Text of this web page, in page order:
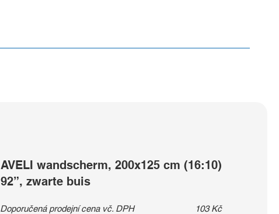
AVELI wandscherm, 200x125 cm (16:10)
92”, zwarte buis
Doporučená prodejní cena vč. DPH 103 Kč